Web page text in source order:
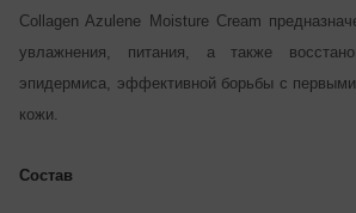
Collagen Azulene Moisture Cream
увлажнения, питания, а также
эпидермиса, эффективной борьбы с первыми
кожи.
Состав